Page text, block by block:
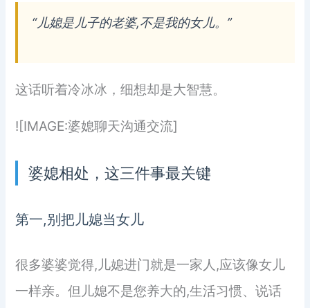
“儿媳是儿子的老婆,不是我的女儿。”
这话听着冷冰冰，细想却是大智慧。
![IMAGE:婆媳聊天沟通交流]
婆媳相处，这三件事最关键
第一,别把儿媳当女儿
很多婆婆觉得,儿媳进门就是一家人,应该像女儿
一样亲。但儿媳不是您养大的,生活习惯、说话